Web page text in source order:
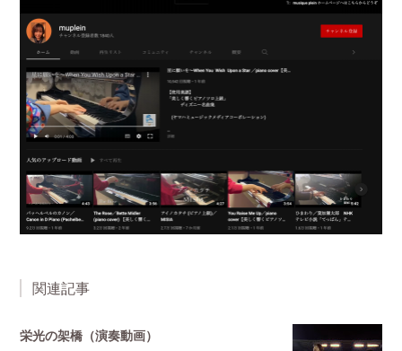
関連記事
栄光の架橋（演奏動画）